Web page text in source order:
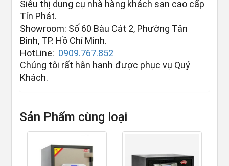
Siêu thị dụng cụ nhà hàng khách sạn cao cấp
Tín Phát.
Showroom: Số 60 Bàu Cát 2, Phường Tân
Bình, TP. Hồ Chí Minh.
HotLine: 0909.767.852
Chúng tôi rất hân hạnh được phục vụ Quý
Khách.
Sản Phẩm cùng loại